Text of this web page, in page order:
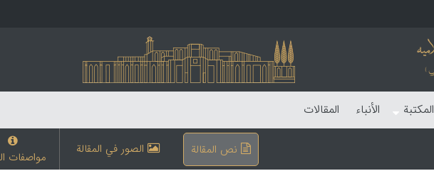
المکتبة الأنباء المقالات
نص المقالة الصور في المقالة مواصفات